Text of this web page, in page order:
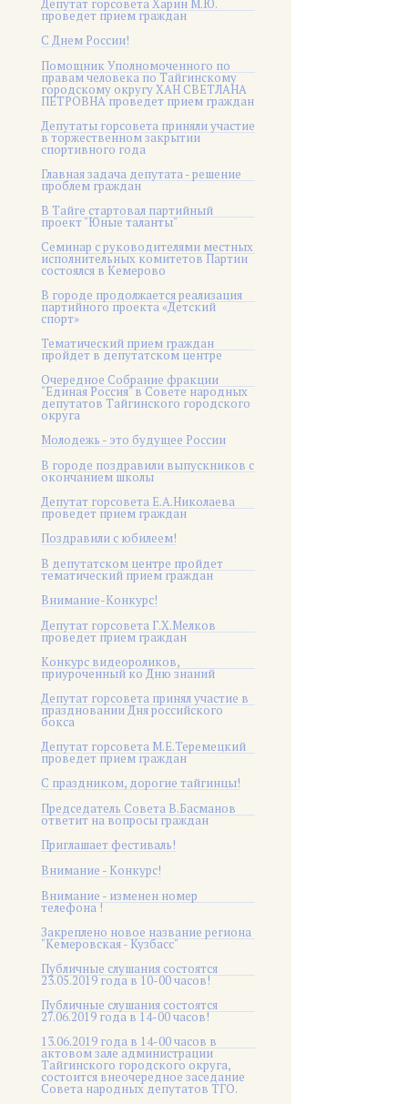
Депутат горсовета Харин М.Ю.
проведет прием граждан
С Днем России!
Помощник Уполномоченного по
правам человека по Тайгинскому
городскому округу ХАН СВЕТЛАНА
ПЕТРОВНА проведет прием граждан
Депутаты горсовета приняли участие
в торжественном закрытии
спортивного года
Главная задача депутата - решение
проблем граждан
В Тайге стартовал партийный
проект "Юные таланты"
Семинар с руководителями местных
исполнительных комитетов Партии
состоялся в Кемерово
В городе продолжается реализация
партийного проекта «Детский
спорт»
Тематический прием граждан
пройдет в депутатском центре
Очередное Собрание фракции
"Единая Россия" в Совете народных
депутатов Тайгинского городского
округа
Молодежь - это будущее России
В городе поздравили выпускников с
окончанием школы
Депутат горсовета Е.А.Николаева
проведет прием граждан
Поздравили с юбилеем!
В депутатском центре пройдет
тематический прием граждан
Внимание-Конкурс!
Депутат горсовета Г.Х.Мелков
проведет прием граждан
Конкурс видеороликов,
приуроченный ко Дню знаний
Депутат горсовета принял участие в
праздновании Дня российского
бокса
Депутат горсовета М.Е.Теремецкий
проведет прием граждан
С праздником, дорогие тайгинцы!
Председатель Совета В.Басманов
ответит на вопросы граждан
Приглашает фестиваль!
Внимание - Конкурс!
Внимание - изменен номер
телефона !
Закреплено новое название региона
"Кемеровская - Кузбасс"
Публичные слушания состоятся
23.05.2019 года в 10-00 часов!
Публичные слушания состоятся
27.06.2019 года в 14-00 часов!
13.06.2019 года в 14-00 часов в
актовом зале администрации
Тайгинского городского округа,
состоится внеочередное заседание
Совета народных депутатов ТГО.